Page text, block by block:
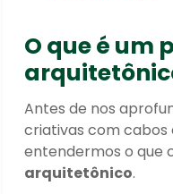
O que é um
Antes de nos
criativas com
entendermos o que
arquitetônico.